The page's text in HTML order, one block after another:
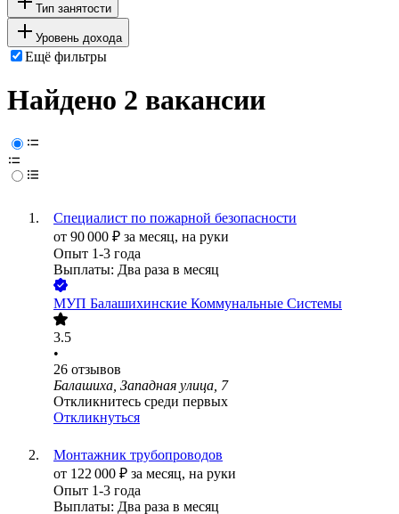
Тип занятости
Уровень дохода
Ещё фильтры
Найдено 2 вакансии
Специалист по пожарной безопасности
от 90 000 ₽ за месяц, на руки
Опыт 1-3 года
Выплаты: Два раза в месяц
МУП Балашихинские Коммунальные Системы
3.5
•
26 отзывов
Балашиха, Западная улица, 7
Откликнитесь среди первых
Откликнуться
Монтажник трубопроводов
от 122 000 ₽ за месяц, на руки
Опыт 1-3 года
Выплаты: Два раза в месяц